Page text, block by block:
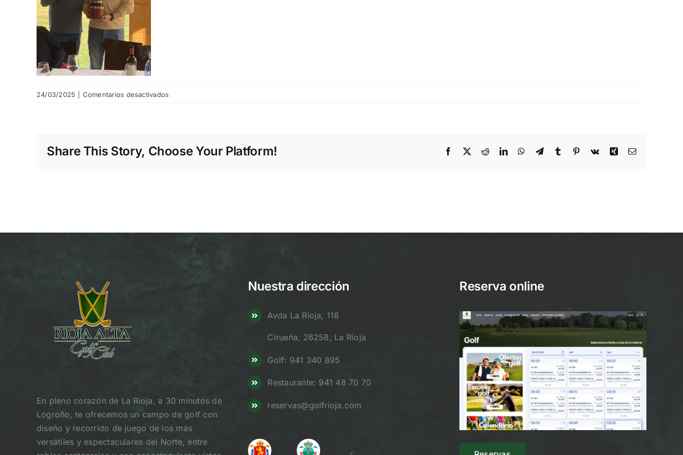
24/03/2025 Comentarios desactivados
Share This Story, Choose Your Platform! Facebook
X RedditLinkedInWhatsApp
TelegramTumblr Pinterest
Vk Xing Email
En pleno corazón de La Rioja, a 30 minutos de
Logroño, te ofrecemos un campo de golf con
diseño y recorrido de juego de los más
versátiles y espectaculares del Norte, entre
Nuestra dirección
Avda La Rioja, 118
Cirueña, 26258, La Rioja
Golf: 941 340 895
Restaurante: 941 48 70 70
reservas@golfrioja.com
Reserva online